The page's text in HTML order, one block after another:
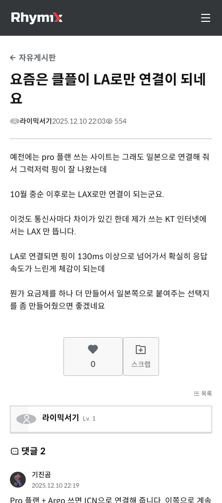
자유게시판
요즘은 클플이 LA로만 연결이 되네
요
라이믹서기2025.12.10 22:03 554
예전에는 pro 플랜 쓰는 사이트는 그래도 일본으로 연결해 줘
서 그럭저럭 핑이 잘 나왔는데
10월 중순 이후로는 LAX로만 연결이 되는군요.
이것도 통신사마다 차이가 있긴 한데 제가 쓰는 KT 인터넷에
서는 LAX 만 뜹니다.
LA로 연결되면 핑이 130ms 이상으로 넘어가서 확실히 응답
속도가 느린게 체감이 되는데
뭔가 요금제를 하나 더 만들어서 일본쪽으로 붙여주는 선택지
를 좀 만들어줬으면 좋겠네요
0 스크랩
목록
라이믹서기 Lv. 1
댓글 2
기진곰
2025.12.10 22:19
Pro 플랜 + Argo 쓰면 ICN으로 연결해 줍니다. 이쪽으로 계속